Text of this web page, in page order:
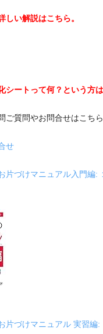
しい解説はこちら。
シートって何？という方
ご質問やお問合せはこち
せ
片づけマニュアル入門編:
片づけマニュアル 実習